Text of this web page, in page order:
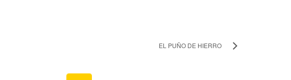
EL PUÑO DE HIERRO